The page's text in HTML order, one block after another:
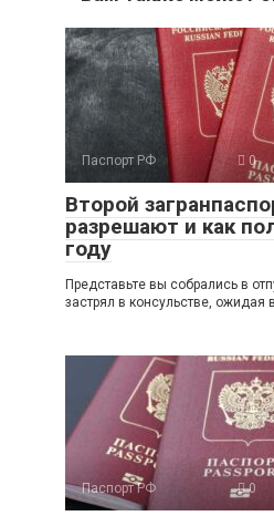
Паспорт РФ 0
Второй
разрешают и как
году
Представьте вы собрались в
застрял в консульстве, ожидая
Паспорт РФ 0